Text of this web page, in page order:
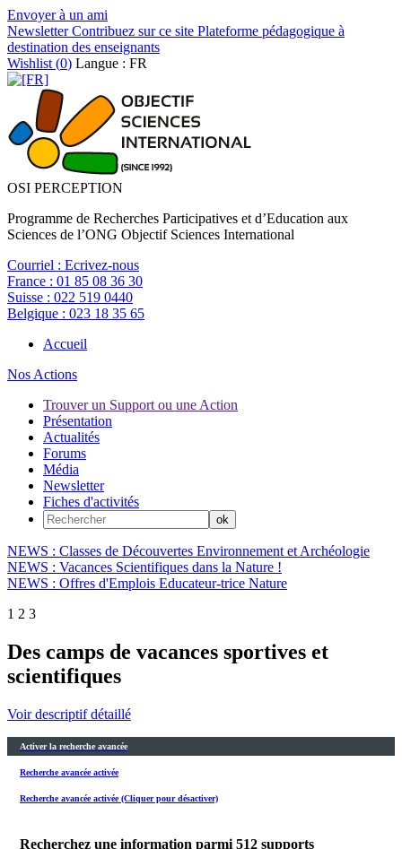
Envoyer à un ami
NewsletterContribuez sur ce site Plateforme pédagogique à
destination des enseignants
Wishlist (0) Langue : FR
OSI PERCEPTION
Programme de Recherches Participatives et d’Education aux
Sciences de l’ONG Objectif Sciences International
Courriel : Ecrivez-nous
France : 01 85 08 36 30
Suisse : 022 519 0440
Belgique : 023 18 35 65
Accueil
Nos Actions
Trouver un Support ou une Action
Présentation
Actualités
Forums
Média
Newsletter
Fiches d'activités
NEWS : Classes de Découvertes Environnement et Archéologie
NEWS : Vacances Scientifiques dans la Nature !
NEWS : Offres d'Emplois Educateur-trice Nature
1 2 3
Des camps de vacances sportives et
scientifiques
Voir descriptif détaillé
Activer la recherche avancée
Recherche avancée activée
Recherche avancée activée (Cliquer pour désactiver)
Recherchez une information parmi 512 supports